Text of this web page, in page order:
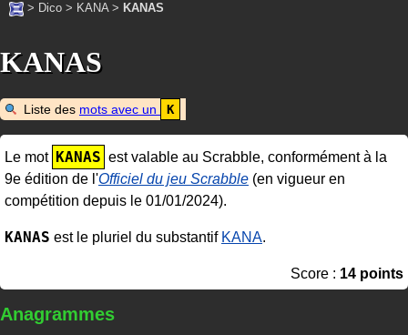
> Dico > KANA> KANAS
KANAS
Liste des mots avec un K
Le mot KANAS est valable au Scrabble, conformément à la
9e édition de l'Officiel du jeu Scrabble (en vigueur en
compétition depuis le 01/01/2024).
KANAS est le pluriel du substantif KANA.
Score : 14 points
Anagrammes